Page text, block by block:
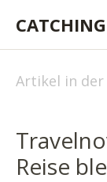
Artikel in der
Reise